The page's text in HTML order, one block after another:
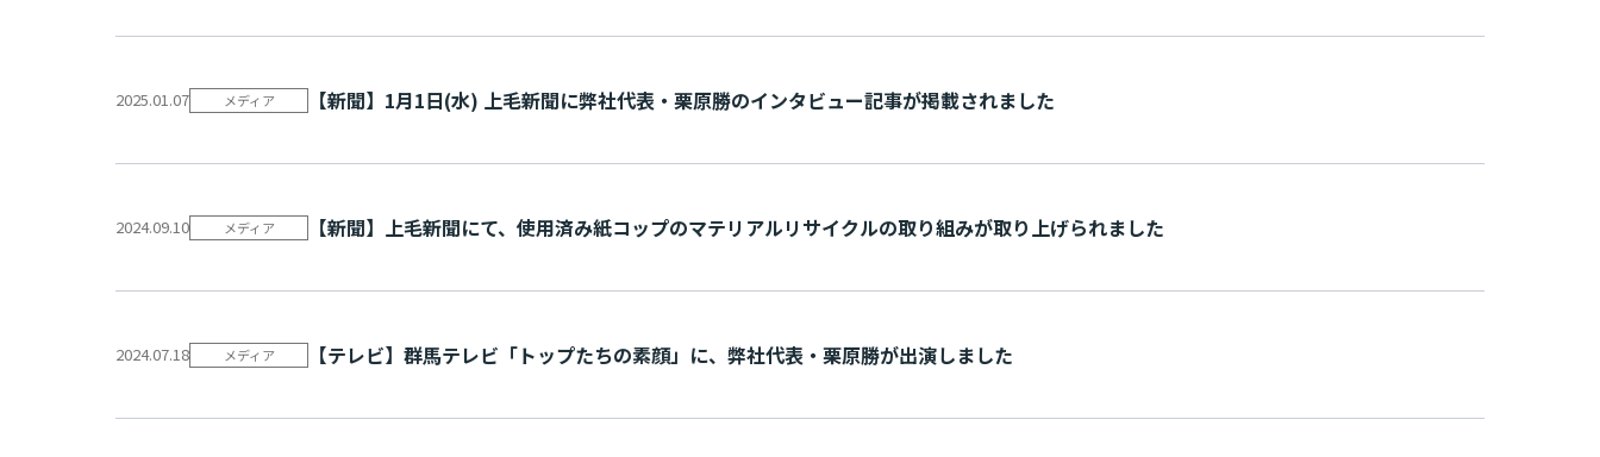
2025.01.07 メディア 【新聞】1月1日(水) 上毛新聞に弊社代表・栗原勝のインタビュー記事が掲載さ れ ま し た
2024.09.10 メディア 【新聞】上毛新聞にて、使用済み紙コップのマテリアルリサイクルの取り組みが取り上げら れ ま し た
2024.07.18 メディア 【テレビ】群馬テレビ「トップたちの素顔」に、弊社代表・栗原勝が出演 し ま し た